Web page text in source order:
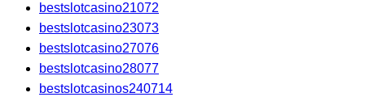
bestslotcasino21072
bestslotcasino23073
bestslotcasino27076
bestslotcasino28077
bestslotcasinos240714